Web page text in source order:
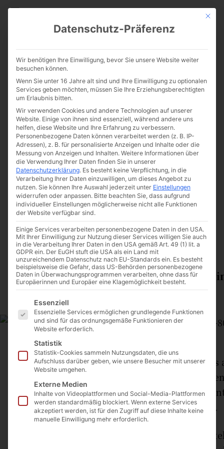
CATHWALK.DE
Freude und Schönheit einer
manchmal trüben Welt
schenken
Von The Cathwalk
17. Juni 2016
0:00
Fahrende Schausteller und Zirkusleute
anlässlich ihres Jubiläums
Fest und Freude bezeichnete Papst
fahrenden Schausteller und
ihres Jubiläums in Audienz empfing, und
Jahr der Barmherzigkeit hätten fehlen dürfen.
Papst Franziskus hob hervor, dass die
Mit
Datenschutz-Präferenz
Wir benötigen Ihre Einwilligung, bevor Sie unsere Website weiter
besuchen können.
Wenn Sie unter 16 Jahre alt sind und Ihre Einwilligung zu optionalen
Services geben möchten, müssen Sie Ihre Erziehungsberechtigten
um Erlaubnis bitten.
Wir verwenden Cookies und andere Technologien auf unserer
Website. Einige von ihnen sind essenziell, während andere uns
helfen, diese Website und Ihre Erfahrung zu verbessern.
Personenbezogene Daten können verarbeitet werden (z. B. IP-
Adressen), z. B. für personalisierte Anzeigen und Inhalte oder die
Messung von Anzeigen und Inhalten. Weitere Informationen über
die Verwendung Ihrer Daten finden Sie in unserer
Datenschutzerklärung. Es besteht keine Verpflichtung, in die
Verarbeitung Ihrer Daten einzuwilligen, um dieses Angebot zu
nutzen. Sie können Ihre Auswahl jederzeit unter Einstellungen
widerrufen oder anpassen. Bitte beachten Sie, dass aufgrund
individueller Einstellungen möglicherweise nicht alle Funktionen
der Website verfügbar sind.
Einige Services verarbeiten personenbezogene Daten in den USA.
Mit Ihrer Einwilligung zur Nutzung dieser Services willigen Sie auch
in die Verarbeitung Ihrer Daten in den USA gemäß Art. 49 (1) lit. a
GDPR ein. Der EuGH stuft die USA als ein Land mit
unzureichendem Datenschutz nach EU-Standards ein. Es besteht
beispielsweise die Gefahr, dass US-Behörden personenbezogene
Daten in Überwachungsprogrammen verarbeiten, ohne dass für
Europäerinnen und Europäer eine Klagemöglichkeit besteht.
Es folgt eine Liste der Service-Gruppen, für die eine
Essenziell
Essenzielle Services ermöglichen grundlegende Funktionen
und sind für das ordnungsgemäße Funktionieren der
Website erforderlich.
Statistik
Statistik-Cookies sammeln Nutzungsdaten, die uns
Aufschluss darüber geben, wie unsere Besucher mit unserer
Website umgehen.
Externe Medien
Inhalte von Videoplattformen und Social-Media-Plattformen
werden standardmäßig blockiert. Wenn externe Services
akzeptiert werden, ist für den Zugriff auf diese Inhalte keine
manuelle Einwilligung mehr erforderlich.